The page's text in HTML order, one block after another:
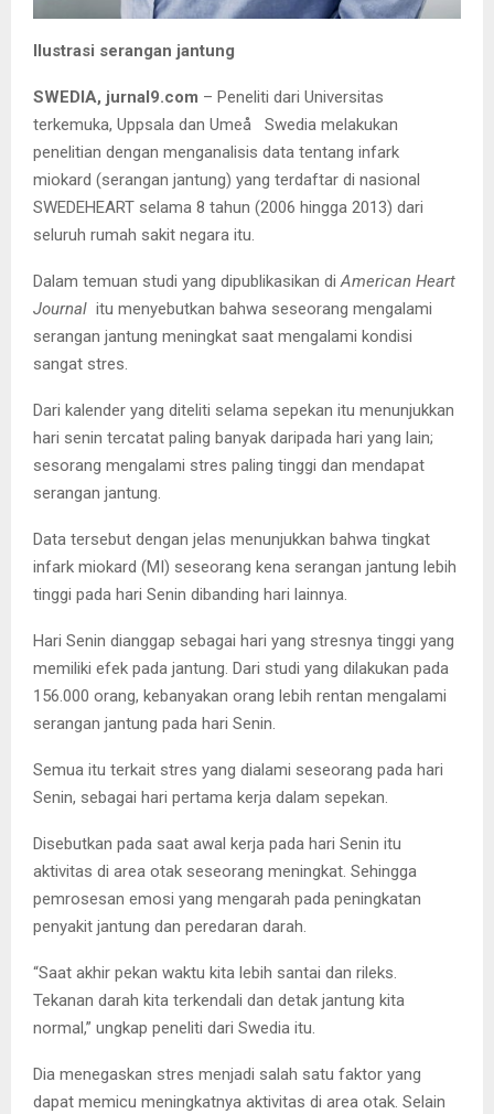
Ilustrasi serangan jantung
SWEDIA, jurnal9.com – Peneliti dari Universitas
terkemuka, Uppsala dan Umeå Swedia melakukan
penelitian dengan menganalisis data tentang infark
miokard (serangan jantung) yang terdaftar di nasional
SWEDEHEART selama 8 tahun (2006 hingga 2013) dari
seluruh rumah sakit negara itu.
Dalam temuan studi yang dipublikasikan diAmerican Heart
Journal itu menyebutkan bahwa seseorang mengalami
serangan jantung meningkat saat mengalami kondisi
sangat stres.
Dari kalender yang diteliti selama sepekan itu menunjukkan
hari senin tercatat paling banyak daripada hari yang lain;
sesorang mengalami stres paling tinggi dan mendapat
serangan jantung.
Data tersebut dengan jelas menunjukkan bahwa tingkat
infark miokard (MI) seseorang kena serangan jantung lebih
tinggi pada hari Senin dibanding hari lainnya.
Hari Senin dianggap sebagai hari yang stresnya tinggi yang
memiliki efek pada jantung. Dari studi yang dilakukan pada
156.000 orang, kebanyakan orang lebih rentan mengalami
serangan jantung pada hari Senin.
Semua itu terkait stres yang dialami seseorang pada hari
Senin, sebagai hari pertama kerja dalam sepekan.
Disebutkan pada saat awal kerja pada hari Senin itu
aktivitas di area otak seseorang meningkat. Sehingga
pemrosesan emosi yang mengarah pada peningkatan
penyakit jantung dan peredaran darah.
“Saat akhir pekan waktu kita lebih santai dan rileks.
Tekanan darah kita terkendali dan detak jantung kita
normal,” ungkap peneliti dari Swedia itu.
Dia menegaskan stres menjadi salah satu faktor yang
dapat memicu meningkatnya aktivitas di area otak. Selain